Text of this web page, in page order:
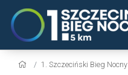
1. Szczeciński Bieg Nocny